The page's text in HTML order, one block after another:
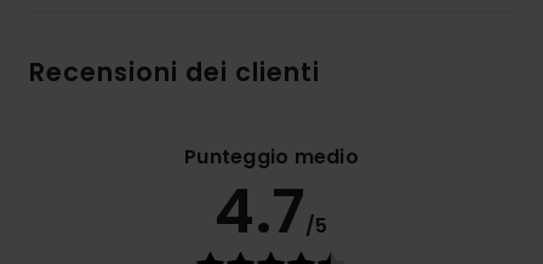
Recensioni dei clienti
Punteggio medio
4.7/5